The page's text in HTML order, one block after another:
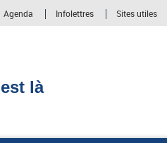
Agenda Infolettres Sites utiles
là